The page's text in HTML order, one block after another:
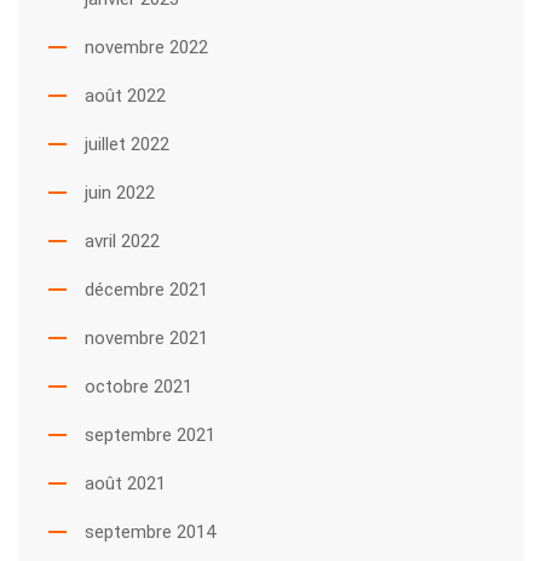
novembre 2022
août 2022
juillet 2022
juin 2022
avril 2022
décembre 2021
novembre 2021
octobre 2021
septembre 2021
août 2021
septembre 2014